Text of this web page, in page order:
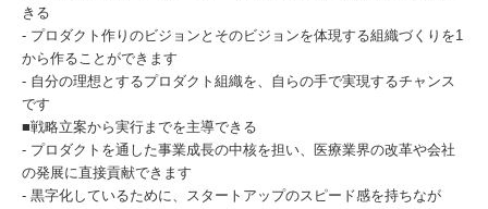
きる
- プロダクト作りのビジョンとそのビジョンを体現する組織づくりを1
から作ることができます
- 自分の理想とするプロダクト組織を、自らの手で実現するチャンス
です
■戦略立案から実行までを主導できる
- プロダクトを通した事業成長の中核を担い、医療業界の改革や会社
の発展に直接貢献できます
- 黒字化しているために、スタートアップのスピード感を持ちなが